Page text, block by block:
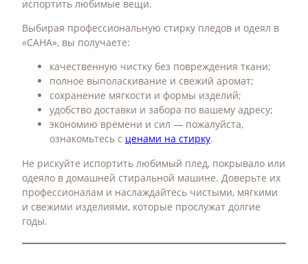
испортить любимые вещи.
Выбирая профессиональную стирку пледов и одеял в
«САНА», вы получаете:
качественную чистку без повреждения ткани;
полное выполаскивание и свежий аромат;
сохранение мягкости и формы изделий;
удобство доставки и забора по вашему адресу;
экономию времени и сил — пожалуйста,
ознакомьтесь с ценами на стирку.
Не рискуйте испортить любимый плед, покрывало или
одеяло в домашней стиральной машине. Доверьте их
профессионалам и наслаждайтесь чистыми, мягкими
и свежими изделиями, которые прослужат долгие
годы.